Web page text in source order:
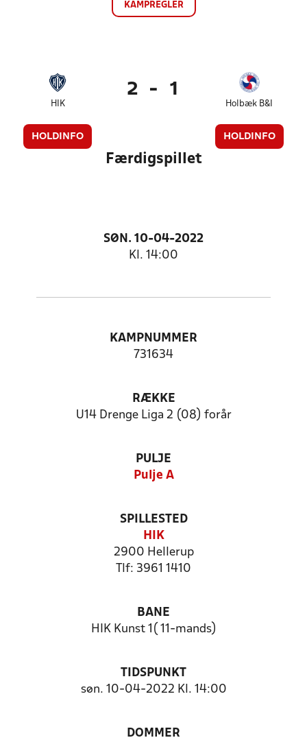
KAMPREGLER
HIK
HOLDINFO
2 - 1
Holbæk B&I
HOLDINFO
Færdigspillet
SØN. 10-04-2022
Kl. 14:00
KAMPNUMMER
731634
RÆKKE
U14 Drenge Liga 2 (08) forår
PULJE
Pulje A
SPILLESTED
HIK
2900 Hellerup
Tlf: 3961 1410
BANE
HIK Kunst 1( 11-mands)
TIDSPUNKT
søn. 10-04-2022 Kl. 14:00
DOMMER